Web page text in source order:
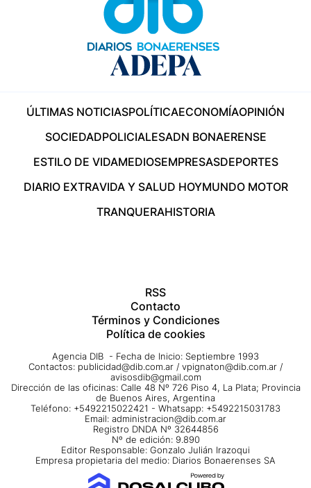
ÚLTIMAS NOTICIASPOLÍTICAECONOMÍAOPINIÓN
SOCIEDADPOLICIALESADN BONAERENSE
ESTILO DE VIDAMEDIOSEMPRESASDEPORTES
DIARIO EXTRAVIDA Y SALUD HOYMUNDO MOTOR
TRANQUERAHISTORIA
RSS
Contacto
Términos y Condiciones
Política de cookies
Agencia DIB - Fecha de Inicio: Septiembre 1993
Contactos: publicidad@dib.com.ar / vpignaton@dib.com.ar /
avisosdib@gmail.com
Dirección de las oficinas: Calle 48 Nº 726 Piso 4, La Plata; Provincia
de Buenos Aires, Argentina
Teléfono: +5492215022421 - Whatsapp: +5492215031783
Email: administracion@dib.com.ar
Registro DNDA Nº 32644856
Nº de edición: 9.890
Editor Responsable: Gonzalo Julián Irazoqui
Empresa propietaria del medio: Diarios Bonaerenses SA